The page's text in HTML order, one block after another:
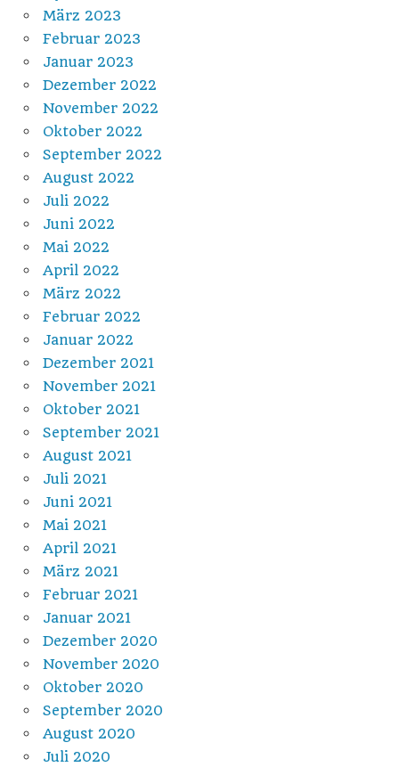
März 2023
Februar 2023
Januar 2023
Dezember 2022
November 2022
Oktober 2022
September 2022
August 2022
Juli 2022
Juni 2022
Mai 2022
April 2022
März 2022
Februar 2022
Januar 2022
Dezember 2021
November 2021
Oktober 2021
September 2021
August 2021
Juli 2021
Juni 2021
Mai 2021
April 2021
März 2021
Februar 2021
Januar 2021
Dezember 2020
November 2020
Oktober 2020
September 2020
August 2020
Juli 2020